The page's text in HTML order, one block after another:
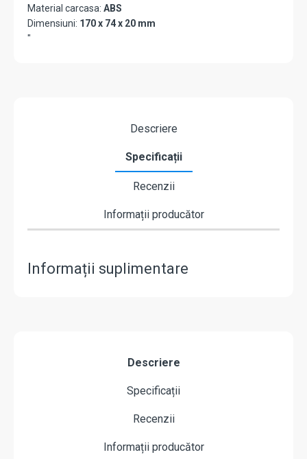
Material carcasa: ABS
Dimensiuni: 170 x 74 x 20 mm
"
Descriere
Specificații
Recenzii
Informații producător
Informații suplimentare
Descriere
Specificații
Recenzii
Informații producător